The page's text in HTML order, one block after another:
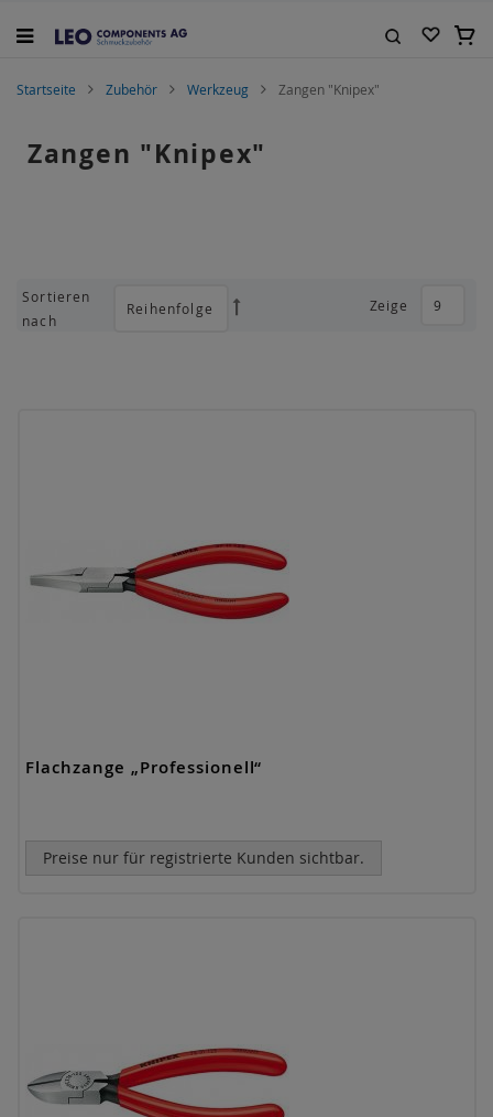
Inhalt
Startseite Zubehör Werkzeug Zangen "Knipex"
Zangen "Knipex"
Zeige
Sortieren
nach
Absteigend
Flachzange „Professionell“
Preise nur für registrierte Kunden sichtbar.